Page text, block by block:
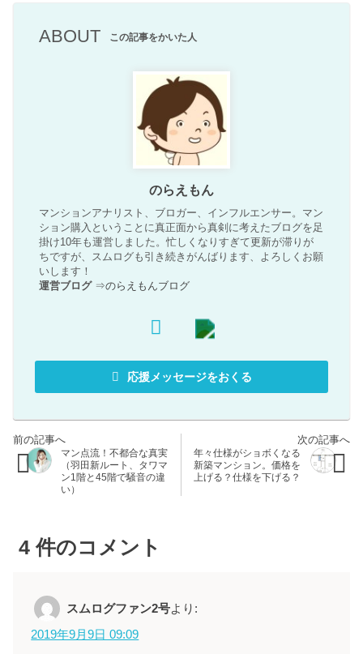
ABOUT この記事をかいた人
のらえもん
マンションアナリスト、ブロガー、インフルエンサー。マン
ション購入ということに真正面から真剣に考えたブログを足
掛け10年も運営しました。忙しくなりすぎて更新が滞りが
ちですが、スムログも引き続きがんばります、よろしくお願
いします！
運営ブログ⇒のらえもんブログ
応援メッセージをおくる
マン点流！不都合な真実
（羽田新ルート、タワマ
ン1階と45階で騒音の違
い）
年々仕様がショボくなる
新築マンション。価格を
上げる？仕様を下げる？
4 件のコメント
スムログファン2号より:
2019年9月9日 09:09